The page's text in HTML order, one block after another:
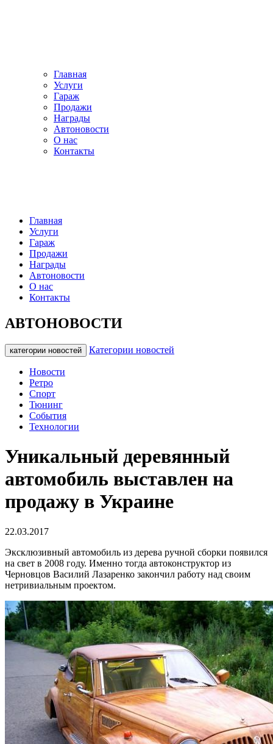
Главная
Услуги
Гараж
Продажи
Награды
Автоновости
О нас
Контакты
Главная
Услуги
Гараж
Продажи
Награды
Автоновости
О нас
Контакты
АВТОНОВОСТИ
категории новостей Категории новостей
Новости
Ретро
Спорт
Тюнинг
События
Технологии
Уникальный деревянный
автомобиль выставлен на
продажу в Украине
22.03.2017
Эксклюзивный автомобиль из дерева ручной сборки появился
на свет в 2008 году. Именно тогда автоконструктор из
Черновцов Василий Лазаренко закончил работу над своим
нетривиальным проектом.